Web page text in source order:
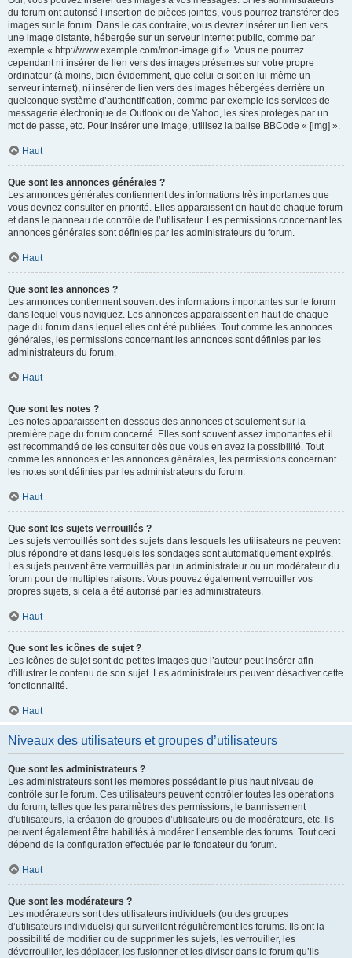
du forum ont autorisé l’insertion de pièces jointes, vous pourrez transférer des
images sur le forum. Dans le cas contraire, vous devrez insérer un lien vers
une image distante, hébergée sur un serveur internet public, comme par
exemple « http://www.exemple.com/mon-image.gif ». Vous ne pourrez
cependant ni insérer de lien vers des images présentes sur votre propre
ordinateur (à moins, bien évidemment, que celui-ci soit en lui-même un
serveur internet), ni insérer de lien vers des images hébergées derrière un
quelconque système d’authentification, comme par exemple les services de
messagerie électronique de Outlook ou de Yahoo, les sites protégés par un
mot de passe, etc. Pour insérer une image, utilisez la balise BBCode « [img] ».
Haut
Que sont les annonces générales ?
Les annonces générales contiennent des informations très importantes que
vous devriez consulter en priorité. Elles apparaissent en haut de chaque forum
et dans le panneau de contrôle de l’utilisateur. Les permissions concernant les
annonces générales sont définies par les administrateurs du forum.
Haut
Que sont les annonces ?
Les annonces contiennent souvent des informations importantes sur le forum
dans lequel vous naviguez. Les annonces apparaissent en haut de chaque
page du forum dans lequel elles ont été publiées. Tout comme les annonces
générales, les permissions concernant les annonces sont définies par les
administrateurs du forum.
Haut
Que sont les notes ?
Les notes apparaissent en dessous des annonces et seulement sur la
première page du forum concerné. Elles sont souvent assez importantes et il
est recommandé de les consulter dès que vous en avez la possibilité. Tout
comme les annonces et les annonces générales, les permissions concernant
les notes sont définies par les administrateurs du forum.
Haut
Que sont les sujets verrouillés ?
Les sujets verrouillés sont des sujets dans lesquels les utilisateurs ne peuvent
plus répondre et dans lesquels les sondages sont automatiquement expirés.
Les sujets peuvent être verrouillés par un administrateur ou un modérateur du
forum pour de multiples raisons. Vous pouvez également verrouiller vos
propres sujets, si cela a été autorisé par les administrateurs.
Haut
Que sont les icônes de sujet ?
Les icônes de sujet sont de petites images que l’auteur peut insérer afin
d’illustrer le contenu de son sujet. Les administrateurs peuvent désactiver cette
fonctionnalité.
Haut
Niveaux des utilisateurs et groupes d’utilisateurs
Que sont les administrateurs ?
Les administrateurs sont les membres possédant le plus haut niveau de
contrôle sur le forum. Ces utilisateurs peuvent contrôler toutes les opérations
du forum, telles que les paramètres des permissions, le bannissement
d’utilisateurs, la création de groupes d’utilisateurs ou de modérateurs, etc. Ils
peuvent également être habilités à modérer l’ensemble des forums. Tout ceci
dépend de la configuration effectuée par le fondateur du forum.
Haut
Que sont les modérateurs ?
Les modérateurs sont des utilisateurs individuels (ou des groupes
d’utilisateurs individuels) qui surveillent régulièrement les forums. Ils ont la
possibilité de modifier ou de supprimer les sujets, les verrouiller, les
déverrouiller, les déplacer, les fusionner et les diviser dans le forum qu’ils